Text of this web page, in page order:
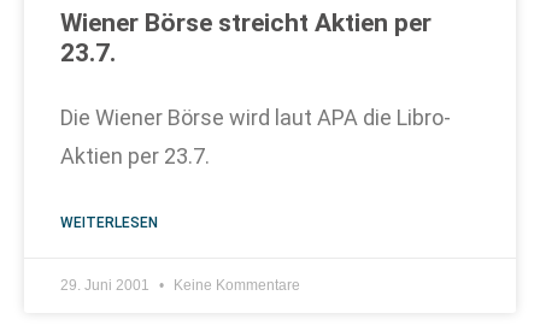
Wiener Börse streicht Aktien per
23.7.
Die Wiener Börse wird laut APA die Libro-
Aktien per 23.7.
WEITERLESEN
29. Juni 2001 Keine Kommentare